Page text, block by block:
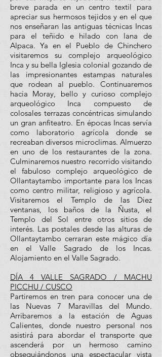
breve parada en un centro textil para
apreciar sus hermosos tejidos y en el que
nos enseñaran las antiguas técnicas Incas
para el teñido e hilado con lana de
Alpaca. Ya en el Pueblo de Chinchero
visitaremos su complejo arqueológico
Inca y su bella Iglesia colonial gozando de
las impresionantes estampas naturales
que rodean al pueblo. Continuaremos
hacia Moray, bello y curioso complejo
arqueológico Inca compuesto de
colosales terrazas concéntricas simulando
un gran anfiteatro. En épocas Incas servía
como laboratorio agrícola donde se
recreaban diversos microclimas. Almuerzo
en uno de los restaurantes de la zona.
Culminaremos nuestro recorrido visitando
el fabuloso complejo arqueológico de
Ollantaytambo importante para los Incas
como centro militar, religioso y agrícola.
Visitaremos el Templo de las Diez
ventanas, los baños de la Ñusta, el
Templo del Sol entre otros sitios de
interés. Las postales desde las alturas de
Ollantaytambo cerraran este mágico día
en el Valle Sagrado de los Incas.
Alojamiento en el Valle Sagrado.
DÍA 4 VALLE SAGRADO / MACHU
PICCHU / CUSCO
Partiremos en tren para conocer una de
las Nuevas 7 Maravillas del Mundo.
Arribaremos a la estación de Aguas
Calientes, donde nuestro personal nos
asistirá para abordar el transporte que
ascenderá por un hermoso camino
obsequiándonos una espectacular vista